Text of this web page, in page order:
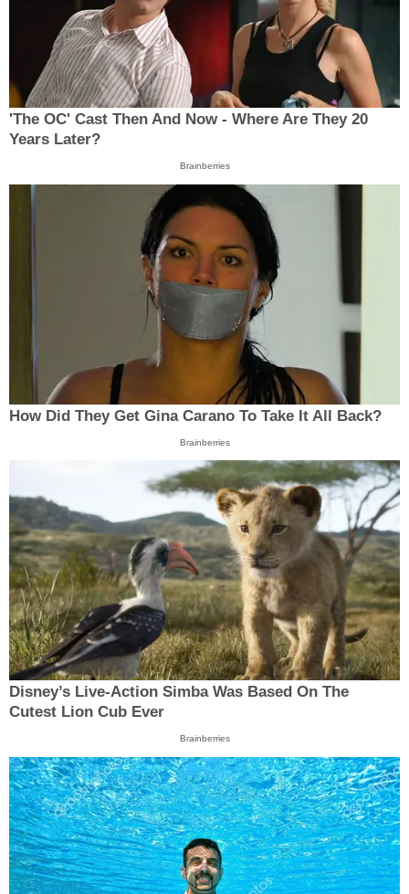
'The OC' Cast Then And Now - Where Are They 20
Years Later?
Brainberries
How Did They Get Gina Carano To Take It All Back?
Brainberries
Disney’s Live-Action Simba Was Based On The
Cutest Lion Cub Ever
Brainberries